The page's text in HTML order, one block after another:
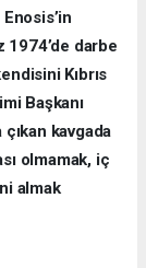
darbe
Kıbrıs
Başkanı
kavgada
olmamak, iç
almak